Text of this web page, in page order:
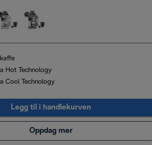
Hot Technology
Cool Technology
Legg til i handlekurven
Oppdag mer